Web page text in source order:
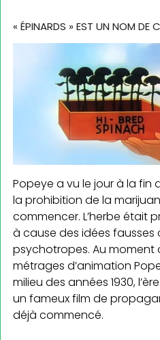
« ÉPINARDS » EST UN NOM DE
Popeye a vu le jour à la fin
la prohibition de la
commencer. L’herbe était
à cause des idées
psychotropes. Au moment
métrages d’animation
milieu des années 1930,
un fameux film de
déjà commencé.